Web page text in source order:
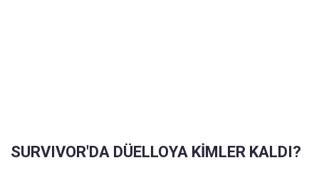
SURVIVOR'DA DÜELLOYA KİMLER KALDI?